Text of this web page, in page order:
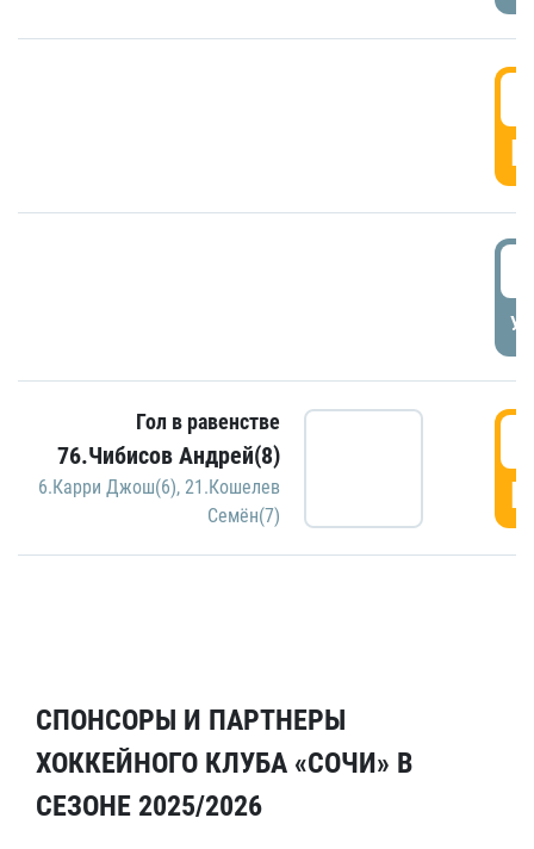
Гол в равенстве
76.Чибисов Андрей(8)
6.Карри Джош(6), 21.Кошелев
Семён(7)
СПОНСОРЫ И ПАРТНЕРЫ
ХОККЕЙНОГО КЛУБА «СОЧИ» В
СЕЗОНЕ 2025/2026